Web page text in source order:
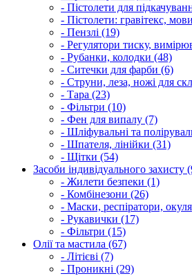
- Пістолети для
- Пістолети: гравітекс,
- Пензлі (19)
- Регулятори тиску,
- Рубанки, колодки (48)
- Ситечки для фарби (6)
- Струни, леза, ножі для
- Тара (23)
- Фільтри (10)
- Фен для випалу (7)
- Шліфувальні та
- Шпателя, лінійки (31)
- Щітки (54)
Засоби індивідуального захисту
- Жилети безпеки (1)
- Комбінезони (26)
- Маски, респіратори,
- Рукавички (17)
- Фільтри (15)
Олії та мастила (67)
- Літієві (7)
- Проникні (29)